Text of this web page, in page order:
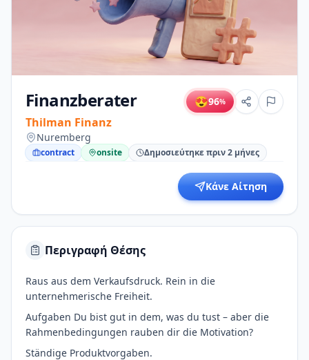
Finanzberater
Thilman Finanz
😍96%
Nuremberg
contract onsite Δημοσιεύτηκε πριν 2 μήνες
Κάνε Αίτηση
Περιγραφή Θέσης
Raus aus dem Verkaufsdruck. Rein in die
unternehmerische Freiheit.
Aufgaben Du bist gut in dem, was du tust – aber die
Rahmenbedingungen rauben dir die Motivation?
Ständige Produktvorgaben.